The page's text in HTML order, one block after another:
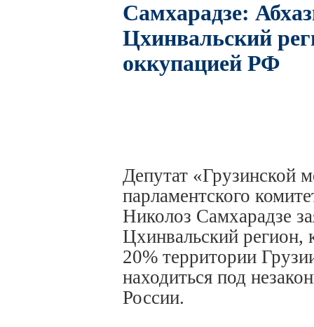
Самхарадзе:
Цхинвальский
оккупацией РФ
Депутат «Грузинской
парламентского
Николоз Самхарадзе
Цхинвальский регион,
20% территории
находиться под
России.